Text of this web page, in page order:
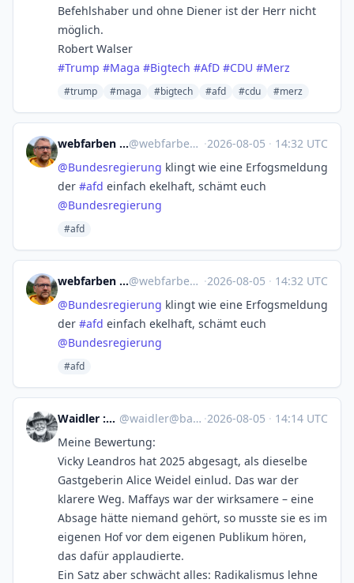
Befehlshaber und ohne Diener ist der Herr nicht
möglich.
Robert Walser
#Trump #Maga #Bigtech #AfD #CDU #Merz
#trump #maga #bigtech #afd #cdu #merz
webfarben :mastodon: :linux:@webfarben@social.linux.pizza ·2026-08-05 · 14:32 UTC
@Bundesregierung klingt wie eine Erfogsmeldung
der #afd einfach ekelhaft, schämt euch
@Bundesregierung
#afd
webfarben :mastodon: :linux:@webfarben@social.linux.pizza ·2026-08-05 · 14:32 UTC
@Bundesregierung klingt wie eine Erfogsmeldung
der #afd einfach ekelhaft, schämt euch
@Bundesregierung
#afd
Waidler :mastodon: @waidler@bayerwald.social ·2026-08-05 · 14:14 UTC
Meine Bewertung:
Vicky Leandros hat 2025 abgesagt, als dieselbe
Gastgeberin Alice Weidel einlud. Das war der
klarere Weg. Maffays war der wirksamere – eine
Absage hätte niemand gehört, so musste sie es im
eigenen Hof vor dem eigenen Publikum hören,
das dafür applaudierte.
Ein Satz aber schwächt alles: Radikalismus lehne